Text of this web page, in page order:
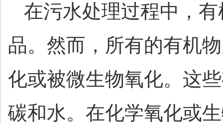
在污水处理过程中，
品。然而，所有的有机
化或被微生物氧化。这
碳和水。在化学氧化或